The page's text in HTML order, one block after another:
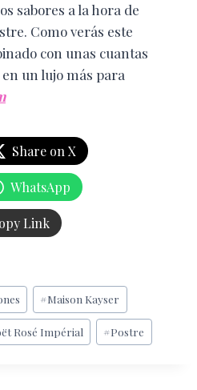
sabores a la hora de
Como verás este
con unas cuantas
un lujo más para
Share on X
WhatsApp
Link
#Maison Kayser
Rosé Impérial #Postre